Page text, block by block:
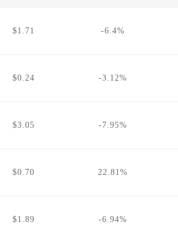
$1.71 -6.4%
$0.24 -3.12%
$3.05 -7.95%
$0.70 22.81%
$1.89 -6.94%